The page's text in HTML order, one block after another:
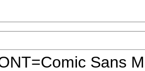
[CENTER][COLOR=blue][SIZE=6][FONT=Comic Sans MS]